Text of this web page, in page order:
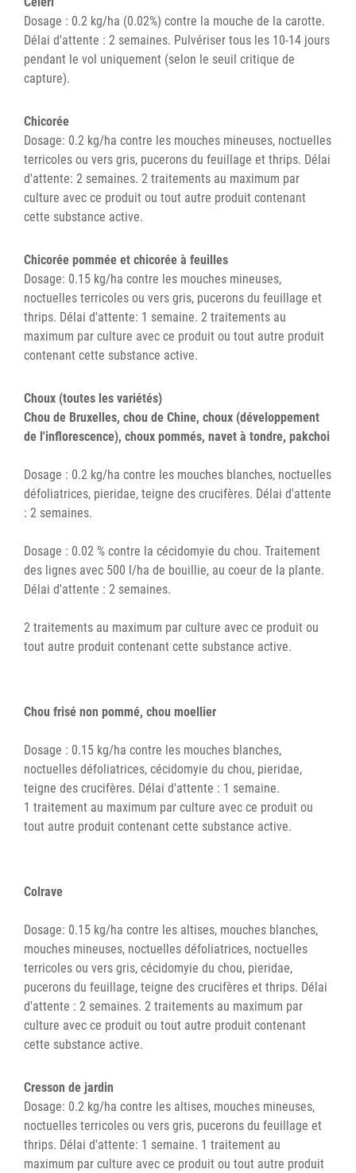
Dosage : 0.2 kg/ha (0.02%) contre la mouche de la carotte.
Délai d'attente : 2 semaines. Pulvériser tous les 10-14 jours
pendant le vol uniquement (selon le seuil critique de
capture).
Chicorée
Dosage: 0.2 kg/ha contre les mouches mineuses, noctuelles
terricoles ou vers gris, pucerons du feuillage et thrips. Délai
d'attente: 2 semaines. 2 traitements au maximum par
culture avec ce produit ou tout autre produit contenant
cette substance active.
Chicorée pommée et chicorée à feuilles
Dosage: 0.15 kg/ha contre les mouches mineuses,
noctuelles terricoles ou vers gris, pucerons du feuillage et
thrips. Délai d'attente: 1 semaine. 2 traitements au
maximum par culture avec ce produit ou tout autre produit
contenant cette substance active.
Choux (toutes les variétés)
Chou de Bruxelles, chou de Chine, choux (développement
de l'inflorescence), choux pommés, navet à tondre, pakchoi
Dosage : 0.2 kg/ha contre les mouches blanches, noctuelles
défoliatrices, pieridae, teigne des crucifères. Délai d'attente
: 2 semaines.
Dosage : 0.02 % contre la cécidomyie du chou. Traitement
des lignes avec 500 l/ha de bouillie, au coeur de la plante.
Délai d'attente : 2 semaines.
2 traitements au maximum par culture avec ce produit ou
tout autre produit contenant cette substance active.
Chou frisé non pommé, chou moellier
Dosage : 0.15 kg/ha contre les mouches blanches,
noctuelles défoliatrices, cécidomyie du chou, pieridae,
teigne des crucifères. Délai d'attente : 1 semaine.
1 traitement au maximum par culture avec ce produit ou
tout autre produit contenant cette substance active.
Colrave
Dosage: 0.15 kg/ha contre les altises, mouches blanches,
mouches mineuses, noctuelles défoliatrices, noctuelles
terricoles ou vers gris, cécidomyie du chou, pieridae,
pucerons du feuillage, teigne des crucifères et thrips. Délai
d'attente : 2 semaines. 2 traitements au maximum par
culture avec ce produit ou tout autre produit contenant
cette substance active.
Cresson de jardin
Dosage: 0.2 kg/ha contre les altises, mouches mineuses,
noctuelles terricoles ou vers gris, pucerons du feuillage et
thrips. Délai d'attente: 1 semaine. 1 traitement au
maximum par culture avec ce produit ou tout autre produit